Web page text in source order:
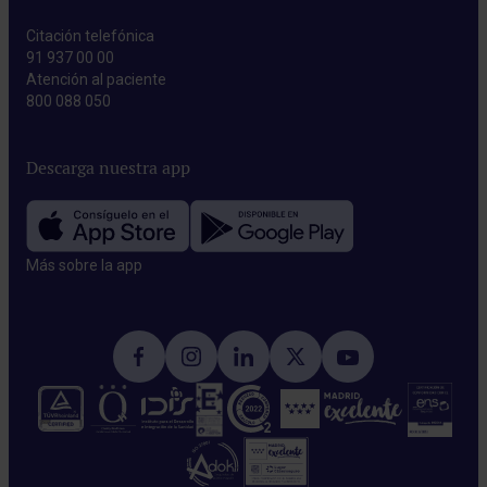
Citación telefónica
91 937 00 00
Atención al paciente
800 088 050
Descarga nuestra app
Más sobre la app​